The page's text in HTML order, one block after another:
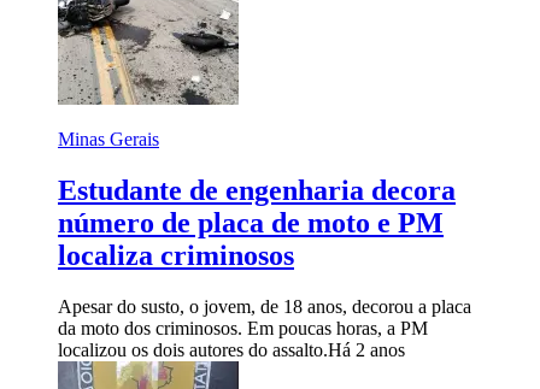
Minas Gerais
Estudante de engenharia decora
número de placa de moto e PM
localiza criminosos
Apesar do susto, o jovem, de 18 anos, decorou a placa
da moto dos criminosos. Em poucas horas, a PM
localizou os dois autores do assalto.Há 2 anos